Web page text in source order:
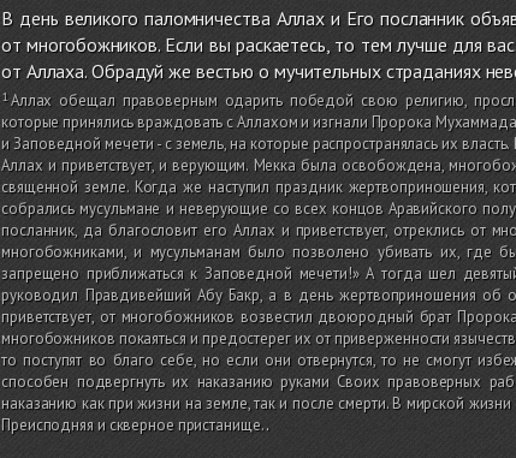
В день великого паломничества Аллах и Его посланник
от многобожников. Если вы раскаетесь, то тем лучше для
от Аллаха. Обрадуй же вестью о мучительных страданиях
Аллах обещал правоверным одарить победой свою религию,
которые принялись враждовать с Аллахом и изгнали Пророка
и Заповедной мечети - с земель, на которые распространялась их
Аллах и приветствует, и верующим. Мекка была освобождена,
священной земле. Когда же наступил праздник жертвоприношения,
собрались мусульмане и неверующие со всех концов Аравийского
посланник, да благословит его Аллах и приветствует, отреклись от
многобожниками, и мусульманам было позволено убивать их, где
запрещено приближаться к Заповедной мечети!» А тогда шел
руководил Правдивейший Абу Бакр, а в день жертвоприношения об
приветствует, от многобожников возвестил двоюродный брат
многобожников покаяться и предостерег их от приверженности
то поступят во благо себе, но если они отвернутся, то не смогут
способен подвергнуть их наказанию руками Своих правоверных
наказанию как при жизни на земле, так и после смерти. В мирской
Преисподняя и скверное пристанище..